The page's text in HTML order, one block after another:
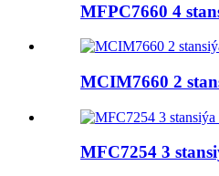
MFPC7660 4
MCIM7660 2
MFC7254 3